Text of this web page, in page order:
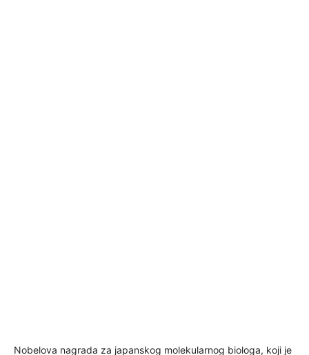
Nobelova nagrada za japanskog molekularnog biologa, koji je